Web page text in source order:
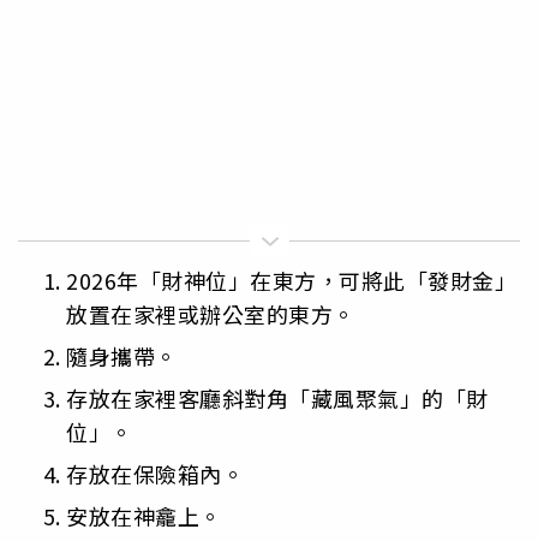
2026年「財神位」在東方，可將此「發財金」
放置在家裡或辦公室的東方。
隨身攜帶。
存放在家裡客廳斜對角「藏風聚氣」的「財
位」。
存放在保險箱內。
安放在神龕上。